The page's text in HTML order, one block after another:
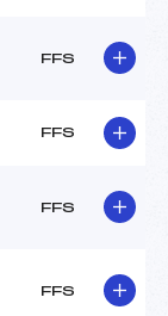
FFS
FFS
FFS
FFS